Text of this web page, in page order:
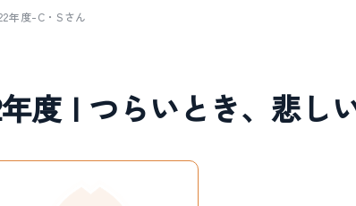
年度-C・Sさん
度 | つらいとき、悲し